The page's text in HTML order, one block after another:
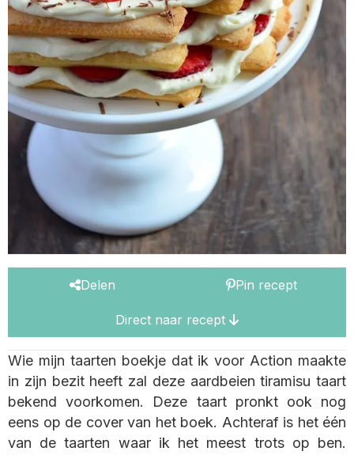
Delen Pin recept
Direct naar recept
Wie mijn taarten boekje dat ik voor Action maakte
in zijn bezit heeft zal deze aardbeien tiramisu taart
bekend voorkomen. Deze taart pronkt ook nog
eens op de cover van het boek. Achteraf is het één
van de taarten waar ik het meest trots op ben.